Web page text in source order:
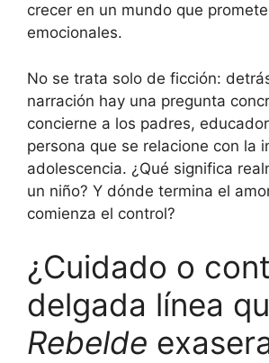
crecer en un mundo que
emocionales.
No se trata solo de ficción:
narración hay una pregunta
concierne a los padres,
persona que se relacione con la
adolescencia. ¿Qué significa
un niño? Y dónde termina el
comienza el control?
¿Cuidado o
delgada línea
Rebelde